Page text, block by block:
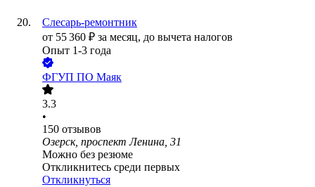
Слесарь-ремонтник
от 55 360 ₽ за месяц, до вычета налогов
Опыт 1-3 года
ФГУП ПО Маяк
3.3
•
150 отзывов
Озерск, проспект Ленина, 31
Можно без резюме
Откликнитесь среди первых
Откликнуться